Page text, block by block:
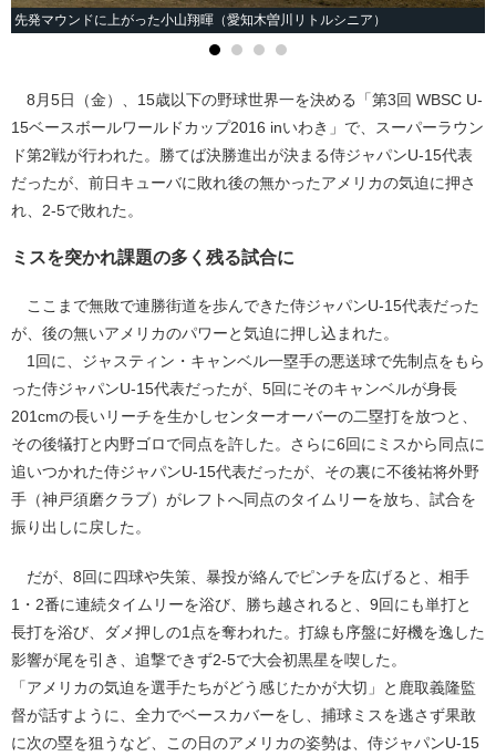
先発マウンドに上がった小山翔暉（愛知木曽川リトルシニア）
8月5日（金）、15歳以下の野球世界一を決める「第3回 WBSC U-
15ベースボールワールドカップ2016 inいわき」で、スーパーラウン
ド第2戦が行われた。勝てば決勝進出が決まる侍ジャパンU-15代表
だったが、前日キューバに敗れ後の無かったアメリカの気迫に押さ
れ、2-5で敗れた。
ミスを突かれ課題の多く残る試合に
ここまで無敗で連勝街道を歩んできた侍ジャパンU-15代表だった
が、後の無いアメリカのパワーと気迫に押し込まれた。
1回に、ジャスティン・キャンベル一塁手の悪送球で先制点をもら
った侍ジャパンU-15代表だったが、5回にそのキャンベルが身長
201cmの長いリーチを生かしセンターオーバーの二塁打を放つと、
その後犠打と内野ゴロで同点を許した。さらに6回にミスから同点に
追いつかれた侍ジャパンU-15代表だったが、その裏に不後祐将外野
手（神戸須磨クラブ）がレフトへ同点のタイムリーを放ち、試合を
振り出しに戻した。
だが、8回に四球や失策、暴投が絡んでピンチを広げると、相手
1・2番に連続タイムリーを浴び、勝ち越されると、9回にも単打と
長打を浴び、ダメ押しの1点を奪われた。打線も序盤に好機を逸した
影響が尾を引き、追撃できず2-5で大会初黒星を喫した。
「アメリカの気迫を選手たちがどう感じたかが大切」と鹿取義隆監
督が話すように、全力でベースカバーをし、捕球ミスを逃さず果敢
に次の塁を狙うなど、この日のアメリカの姿勢は、侍ジャパンU-15